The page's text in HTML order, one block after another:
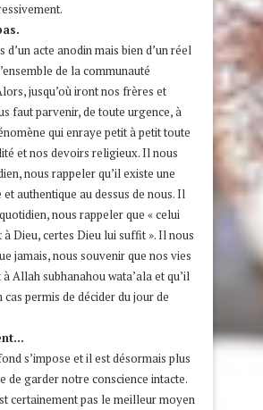
d’un acte anodin mais bien d’un réel
de la communauté
jusqu’où iront nos frères et
faut parvenir, de toute urgence, à
qui enraye petit à petit toute
et nos devoirs religieux. Il nous
nous rappeler qu’il existe une
et authentique au dessus de nous. Il
nous rappeler que « celui
à Dieu, certes Dieu lui suffit ». Il nous
jamais, nous souvenir que nos vies
Allah subhanahou wata’ala et qu’il
cas permis de décider du jour de
s’impose et il est désormais plus
de garder notre conscience intacte.
certainement pas le meilleur moyen